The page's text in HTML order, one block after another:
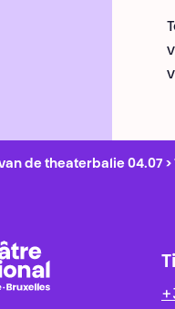
de theaterbalie 04.07 >